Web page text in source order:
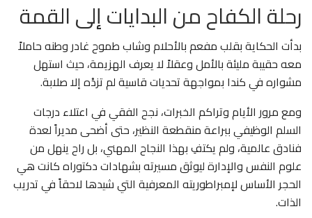
رحلة الكفاح من البدايات إلى القمة
بدأت الحكاية بقلب مفعم بالأحلام وشاب طموح غادر وطنه حاملاً
معه حقيبة مليئة بالأمل وعقلاً لا يعرف الهزيمة، حيث استهل
مشواره في كندا بمواجهة تحديات قاسية لم تزدْه إلا صلابة.
ومع مرور الأيام وتراكم الخبرات، نجح الفقي في اعتلاء درجات
السلم الوظيفي ببراعة منقطعة النظير، حتى أضحى مديراً لعدة
فنادق عالمية، ولم يكتفِ بهذا النجاح المهني، بل راح ينهل من
علوم النفس والإدارة ليوثق مسيرته بشهادات دكتوراه كانت هي
الحجر الأساس لإمبراطوريته المعرفية التي شيدها لاحقاً في تدريب
الذات.